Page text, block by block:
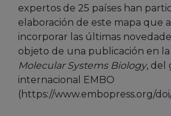
expertos de 25 países han
elaboración de este mapa que
incorporar las últimas
objeto de una publicación en la
Molecular Systems Biology, del
internacional EMBO
(https://www.embopress.org/